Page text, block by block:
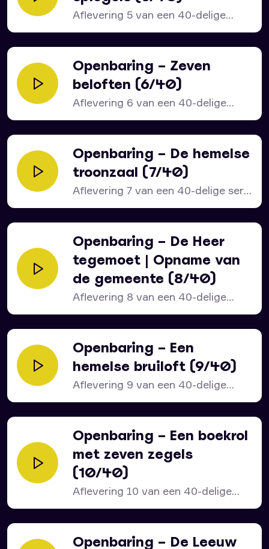
Aflevering 5 van een 40-delige
bijbelstudie over het bijbelboek...
Openbaring – Zeven
beloften (6/40)
Aflevering 6 van een 40-delige
serie over het bijbelboek...
Openbaring – De hemelse
troonzaal (7/40)
Aflevering 7 van een 40-delige serie
over het bijbelboek...
Openbaring – De Heer
tegemoet | Opname van
de gemeente (8/40)
Aflevering 8 van een 40-delige
serie over het bijbelboek...
Openbaring – Een
hemelse bruiloft (9/40)
Aflevering 9 van een 40-delige
serie over het bijbelboek...
Openbaring – Een boekrol
met zeven zegels
(10/40)
Aflevering 10 van een 40-delige
serie over het bijbelboek...
Openbaring – De Leeuw